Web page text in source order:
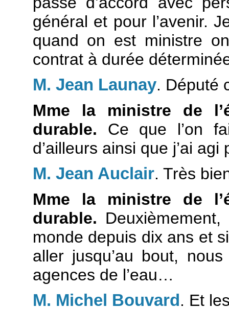
général et pour l’avenir.
quand on est ministre
contrat à durée
M. Jean Launay. Député
Mme la ministre de
durable. Ce que l’on
d’ailleurs ainsi que j’ai agi
M. Jean Auclair. Très
Mme la ministre de
durable.
monde depuis dix ans et
aller jusqu’au bout,
agences de l’eau…
M. Michel Bouvard . Et